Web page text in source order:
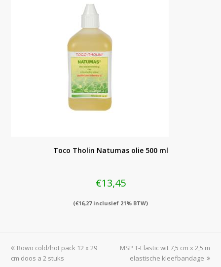
Toco Tholin Natumas olie 500 ml
€13,45
(€16,27inclusief 21% BTW)
previous
post:
Röwo cold/hot pack 12 x 29
cm doos a 2 stuks
next
post:
MSP T-Elastic wit 7,5 cm x 2,5 m
elastische kleefbandage